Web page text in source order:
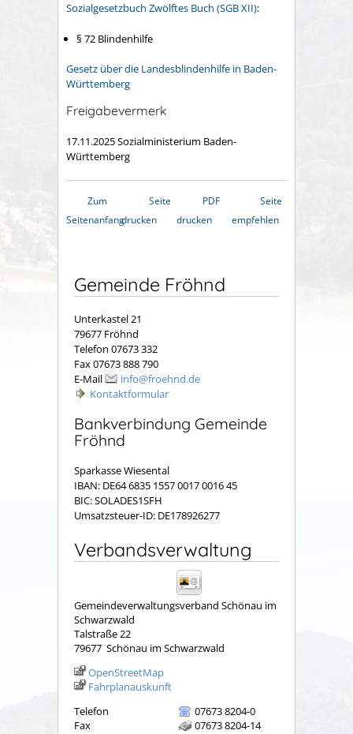
Sozialgesetzbuch Zwölftes Buch (SGB XII):
§ 72 Blindenhilfe
Gesetz über die Landesblindenhilfe in Baden-
Württemberg
Freigabevermerk
17.11.2025Sozialministerium Baden-
Württemberg
Zum
Seitenanfang
Seite
drucken
PDF
drucken
Seite
empfehlen
Gemeinde Fröhnd
Unterkastel 21
79677 Fröhnd
Telefon 07673 332
Fax 07673 888 790
E-Mail
info@froehnd.de
Kontaktformular
Bankverbindung Gemeinde
Fröhnd
Sparkasse Wiesental
IBAN: DE64 6835 1557 0017 0016 45
BIC: SOLADES1SFH
Umsatzsteuer-ID: DE178926277
Verbandsverwaltung
Gemeindeverwaltungsverband Schönau im
Schwarzwald
Talstraße 22
79677 Schönau im Schwarzwald
OpenStreetMap
Fahrplanauskunft
Telefon
07673 8204-0
Fax
07673 8204-14